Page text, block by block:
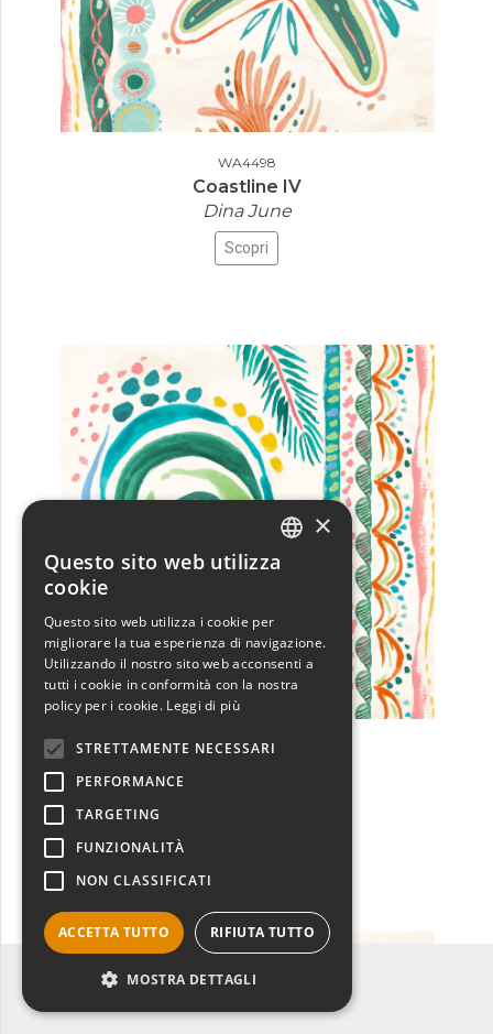
Filtro categoria: MARE
WA4498
Coastline IV
Dina June
Scopri
WA4497
×
Questo sito web utilizza
cookie
Questo sito web utilizza i cookie per
migliorare la tua esperienza di navigazione.
Utilizzando il nostro sito web acconsenti a
tutti i cookie in conformità con la nostra
policy per i cookie. Leggi di più
STRETTAMENTE NECESSARI
PERFORMANCE
TARGETING
FUNZIONALITÀ
NON CLASSIFICATI
ACCETTA TUTTO RIFIUTA TUTTO
MOSTRA DETTAGLI